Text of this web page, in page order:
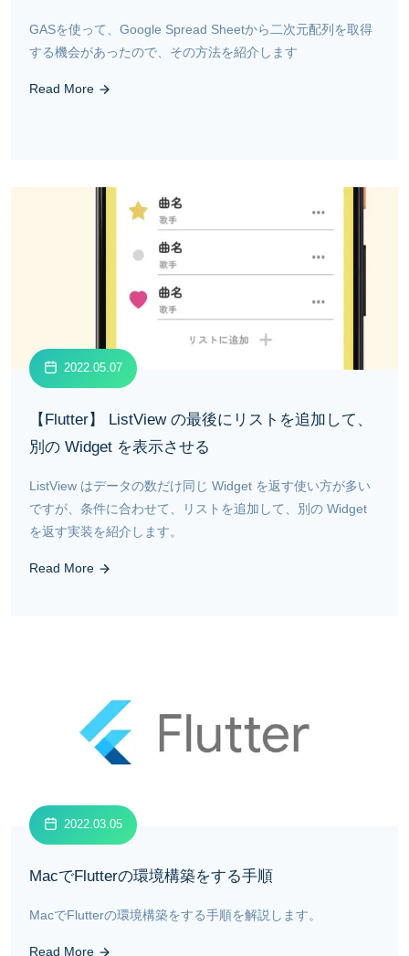
GASを使って、Google Spread Sheetから二次元配列を取得
する機会があったので、その方法を紹介します
Read More
2022.05.07
【Flutter】 ListView の最後にリストを追加して、
別の Widget を表示させる
ListView はデータの数だけ同じ Widget を返す使い方が多い
ですが、条件に合わせて、リストを追加して、別の Widget
を返す実装を紹介します。
Read More
2022.03.05
MacでFlutterの環境構築をする手順
MacでFlutterの環境構築をする手順を解説します。
Read More